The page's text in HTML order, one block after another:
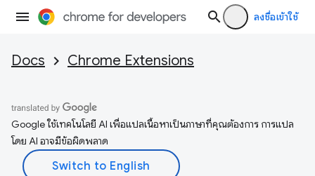
ลงชื่อเข้าใช้
Docs Chrome Extensions
Google ใช้เทคโนโลยี AI เพื่อแปลเนื้อหาเป็นภาษาที่คุณต้องการ การแปล
โดย AI อาจมีข้อผิดพลาด